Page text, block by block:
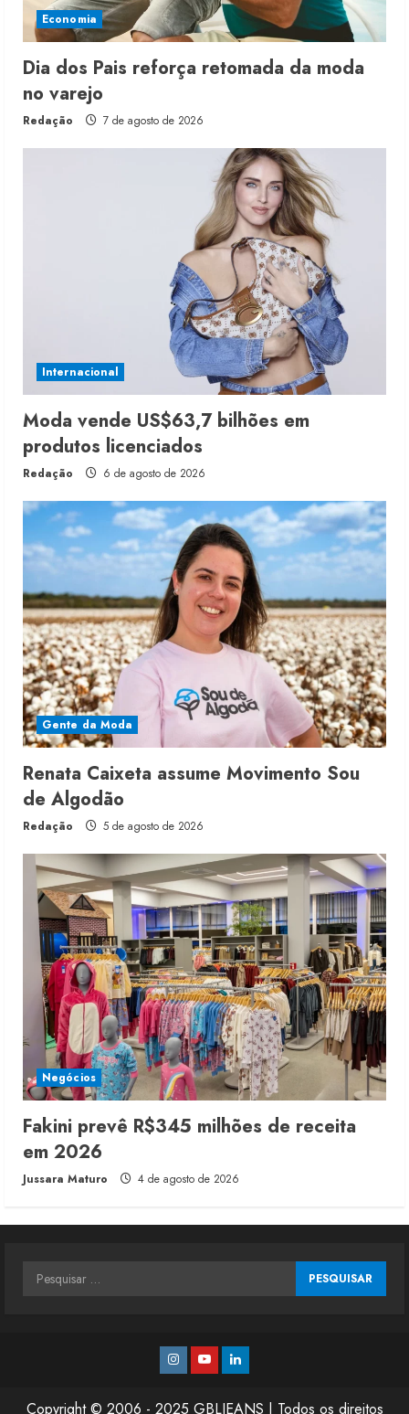
Economia
Dia dos Pais reforça retomada da moda
no varejo
Redação 7 de agosto de 2026
Internacional
Moda vende US$63,7 bilhões em
produtos licenciados
Redação 6 de agosto de 2026
Gente da Moda
Renata Caixeta assume Movimento Sou
de Algodão
Redação 5 de agosto de 2026
Negócios
Fakini prevê R$345 milhões de receita
em 2026
Jussara Maturo 4 de agosto de 2026
Pesquisar
Instagram
YoutubeLinkedin
Copyright © 2006 - 2025 GBLJEANS | Todos os direitos